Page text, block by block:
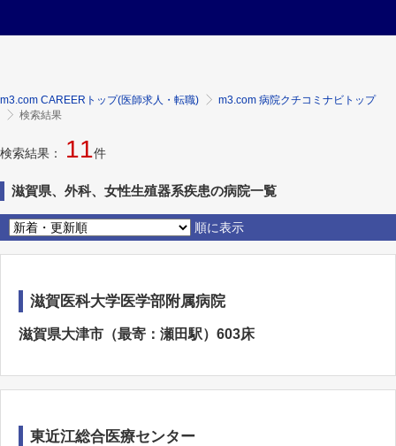
m3.com CAREERトップ(医師求人・転職)
m3.com 病院クチコミナビトップ
検索結果
検索結果： 11件
滋賀県、外科、女性生殖器系疾患の病院一覧
順に表示
滋賀医科大学医学部附属病院
滋賀県大津市（最寄：瀬田駅）603床
東近江総合医療センター